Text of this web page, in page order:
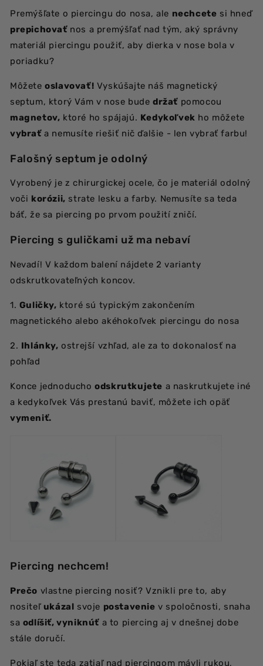
Premýšľate o piercingu do nosa, ale nechcete si hneď
prepichovaťnos a premýšľať nad tým, aký správny
materiál piercingu použiť, aby dierka v nose bola v
poriadku?
Môžeteoslavovať! Vyskúšajte náš magnetický
septum, ktorý Vám v nose budedržať pomocou
magnetov, ktoré ho spájajú. Kedykoľvek ho môžete
vybraťa nemusíte riešiť nič ďalšie - len vybrať farbu!
Falošný septum je odolný
Vyrobený je z chirurgickej ocele, čo je materiál odolný
voči korózii, strate lesku a farby. Nemusíte sa teda
báť, že sa piercing po prvom použití zničí.
Piercing s guličkami už ma nebaví
Nevadí! V každom balení nájdete 2 varianty
odskrutkovateľných koncov.
1. Guličky, ktoré sú typickým zakončením
magnetického alebo akéhokoľvek piercingu do nosa
2. Ihlánky, ostrejší vzhľad, ale za to dokonalosť na
pohľad
Konce jednoduchoodskrutkujete a naskrutkujete iné
a kedykoľvek Vás prestanú baviť, môžete ich opäť
vymeniť.
Piercing nechcem!
Prečo vlastne piercing nosiť? Vznikli pre to, aby
nositeľ ukázal svoje postavenie v spoločnosti, snaha
sa odlíšiť, vyniknúť a to piercing aj v dnešnej dobe
stále doručí.
Pokiaľ ste teda zatiaľ nad piercingom mávli rukou,